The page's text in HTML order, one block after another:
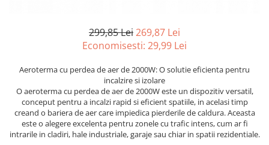
Macarale și vinciuri
Motoare electrice
Pistol de Lipit
Polizoare
Pompe Combustibil
Ventilatoare radiatoare
umidificatoare
299,85 Lei269,87 Lei
Economisesti: 29,99 Lei
Aeroterma cu perdea de aer de 2000W: O solutie eficienta pentru
incalzire si izolare
O aeroterma cu perdea de aer de 2000W este un dispozitiv versatil,
conceput pentru a incalzi rapid si eficient spatiile, in acelasi timp
creand o bariera de aer care impiedica pierderile de caldura. Aceasta
este o alegere excelenta pentru zonele cu trafic intens, cum ar fi
intrarile in cladiri, hale industriale, garaje sau chiar in spatii rezidentiale.